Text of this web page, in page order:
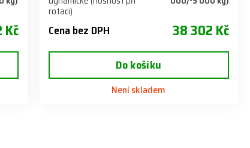
rotaci)
Cena bez DPH 38 302 Kč
Do košíku
Není skladem